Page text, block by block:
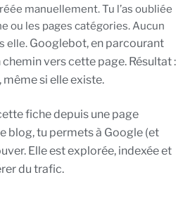
manuellement. Tu l’as oubliée
ou les pages catégories. Aucun
elle. Googlebot, en parcourant
vers cette page. Résultat :
même si elle existe.
fiche depuis une page
blog, tu permets à Google (et
Elle est explorée, indexée et
du trafic.